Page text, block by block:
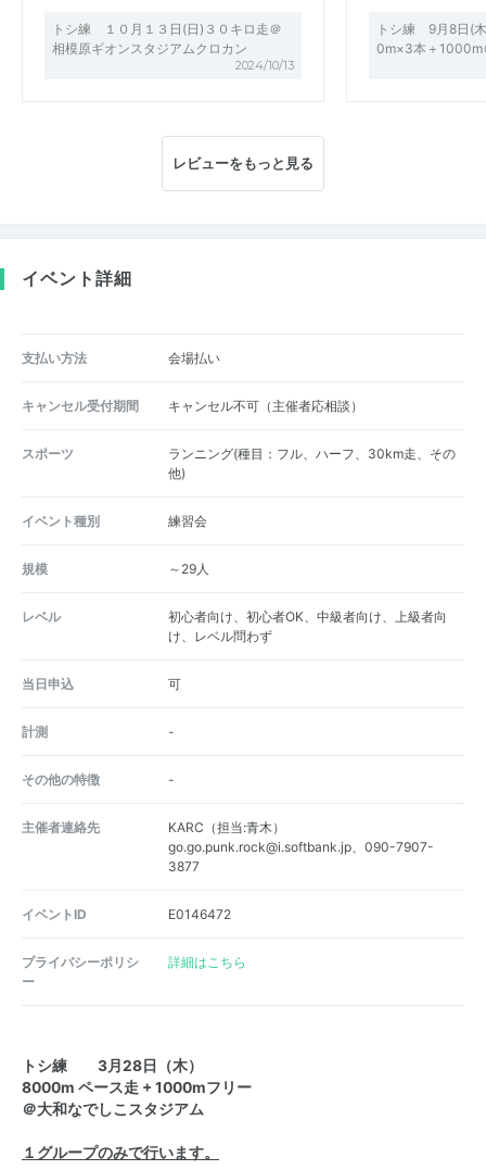
トシ練 １０月１３日(日)３０キロ走＠
相模原ギオンスタジアムクロカン
2024/10/13
トシ練 9月8日(
0m×3本＋1000m
レビューをもっと見る
イベント詳細
支払い方法 会場払い
キャンセル受付期間 キャンセル不可（主催者応相談）
スポーツ
ランニング(種目：フル、ハーフ、30km走、その
他)
イベント種別 練習会
規模 ～29人
レベル
初心者向け、初心者OK、中級者向け、上級者向
け、レベル問わず
当日申込 可
計測 -
その他の特徴 -
主催者連絡先
KARC（担当:青木）
go.go.punk.rock@i.softbank.jp、090-7907-
3877
イベントID E0146472
プライバシーポリシ
ー
詳細はこちら
トシ練 3月28日（木）
8000m ペース走 + 1000mフリー
＠大和なでしこスタジアム
１グループのみで行います。